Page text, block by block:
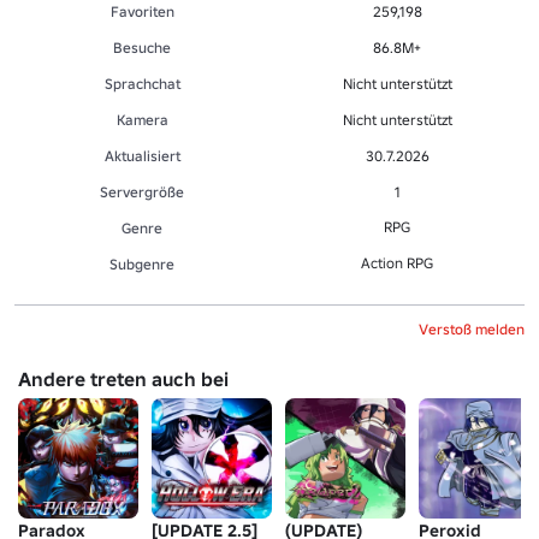
Favoriten
259,198
Besuche
86.8M+
Sprachchat
Nicht unterstützt
Kamera
Nicht unterstützt
Aktualisiert
30.7.2026
Servergröße
1
Genre
RPG
Sub­gen­re Action RPG
Verstoß melden
Andere treten auch bei
Paradox
[UPDATE 2.5]
(UPDATE)
Peroxid